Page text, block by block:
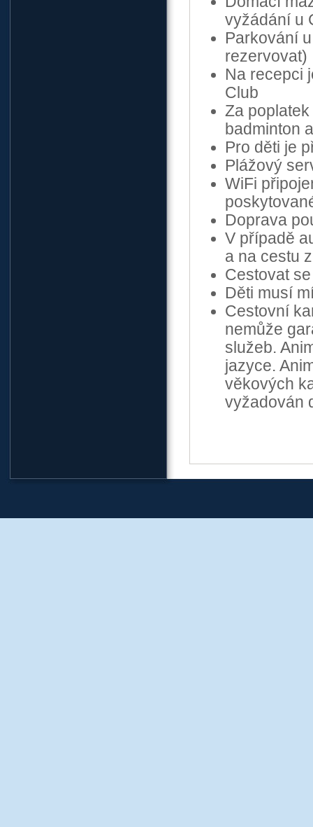
vyžádání u
Parkování
rezervovat)
Na recepci
Club
Za
badminton
Pro děti je
Plážový
WiFi
Doprava
V případě
a na cestu
Cestovat
Děti musí
Cestovní
nemůže
služeb.
jazyce.
věkových
vyžadován